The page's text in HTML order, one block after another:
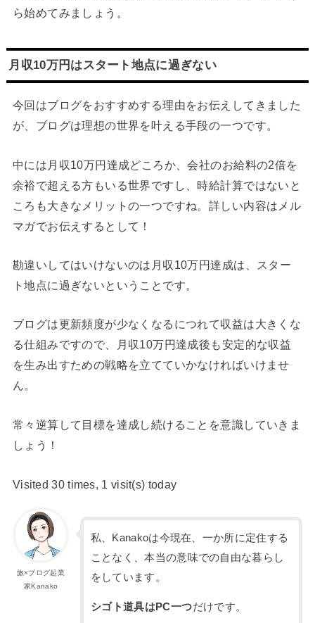
ら始めてみましょう。
月収10万円はスタート地点に過ぎない
今回はブログをおすすめする理由をお伝えしてきました
が、ブログは理想の世界を叶える手段の一つです。
中には月収10万円達成どころか、会社のお給料の2倍を
余裕で超える方もいる世界ですし、時給計算ではないと
ころも大きなメリットの一つですね。詳しい内容はメル
マガでお伝えするとして！
勘違いしてはいけないのは月収10万円達成は、スター
ト地点に過ぎないということです。
ブログは更新頻度が少なくなるにつれて収益は大きくな
る仕組みですので、月収10万円達成後も安定的な収益
を生み出すための戦略を立てていかなければいけませ
ん。
常々逆算して目標を達成し続けることを意識していきま
しょう！
Visited 30 times, 1 visit(s) today
旅×ブログ起業
家Kanako
私、Kanakoは今現在、一か所に定住する
ことなく、本当の意味での自由な暮らし
をしています。
シゴト道具はPC一つだけです。